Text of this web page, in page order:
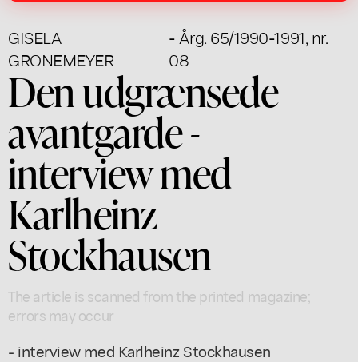
GISELA
GRONEMEYER
- Årg. 65/1990-1991, nr.
08
Den udgrænsede
avantgarde -
interview med
Karlheinz
Stockhausen
The article is scanned from the printed magazine;
errors may occur
- interview med Karlheinz Stockhausen